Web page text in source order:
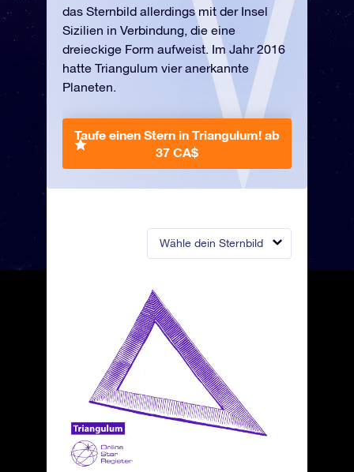
Wähle dein Sternbild
das Sternbild allerdings mit der Insel
Sizilien in Verbindung, die eine
dreieckige Form aufweist. Im Jahr 2016
hatte Triangulum vier anerkannte
Planeten.
Taufe einen Stern in Triangulum! ab
37 CA$